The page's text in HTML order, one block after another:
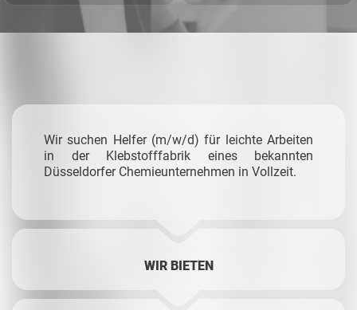
Wir suchen Helfer (m/w/d) für leichte Arbeiten
in der Klebstofffabrik eines bekannten
Düsseldorfer Chemieunternehmen in Vollzeit.
WIR BIETEN